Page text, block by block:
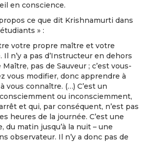
en conscience.
ce que dit Krishnamurti dans
» :
votre propre maître et votre
n’y a pas d’Instructeur en dehors
pas de Sauveur ; c’est vous-
vous modifier, donc apprendre à
vous connaître. (…) C’est un
ou inconsciemment,
et qui, par conséquent, n’est pas
heures de la journée. C’est une
du matin jusqu’à la nuit – une
observateur. Il n’y a donc pas de